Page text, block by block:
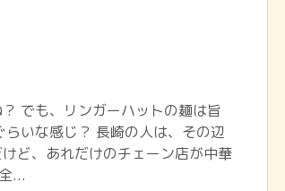
でも、リンガーハットの麺は旨
いな感じ？ 長崎の人は、その辺
ど、あれだけのチェーン店が中華
...